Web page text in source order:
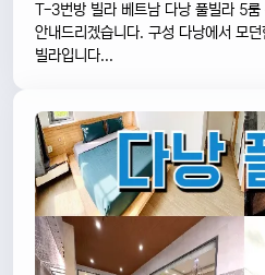
T-3번방 빌라 베트남 다낭 풀빌라 5룸
안내드리겠습니다. 구성 다낭에서 모던한 인테리어를 자랑하는 5룸 풀
빌라입니다...